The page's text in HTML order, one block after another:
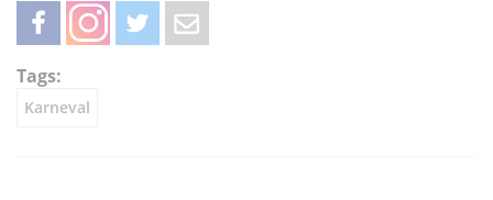
teilen
Tags:
Karneval